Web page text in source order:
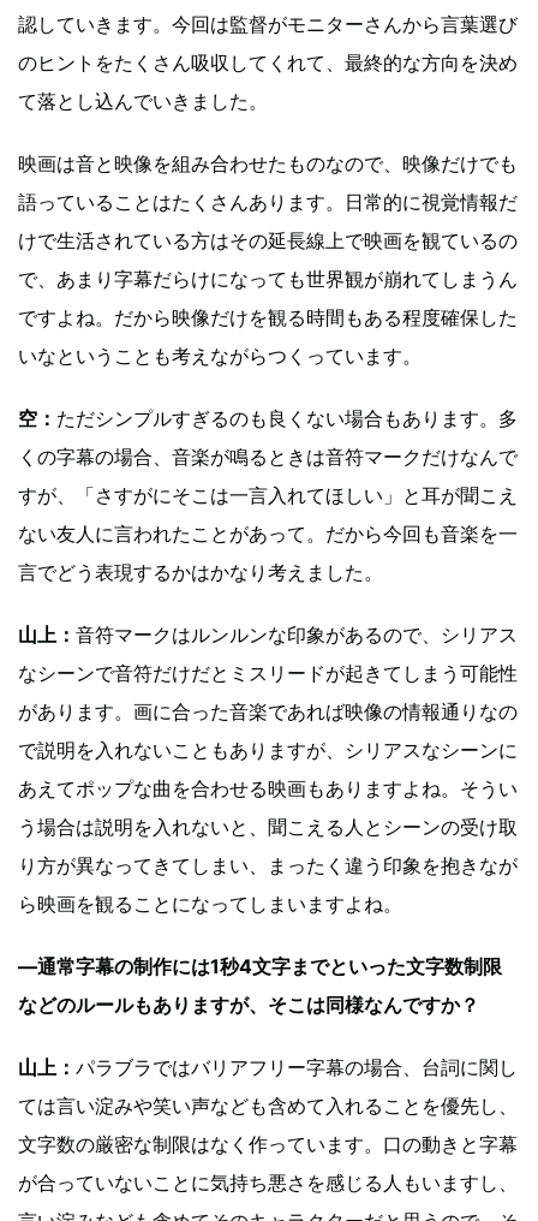
認していきます。今回は監督がモニターさんから言葉選び
のヒントをたくさん吸収してくれて、最終的な方向を決め
て落とし込んでいきました。
映画は音と映像を組み合わせたものなので、映像だけでも
語っていることはたくさんあります。日常的に視覚情報だ
けで生活されている方はその延長線上で映画を観ているの
で、あまり字幕だらけになっても世界観が崩れてしまうん
ですよね。だから映像だけを観る時間もある程度確保した
いなということも考えながらつくっています。
空： ただシンプルすぎるのも良くない場合もあります。多
くの字幕の場合、音楽が鳴るときは音符マークだけなんで
すが、「さすがにそこは一言入れてほしい」と耳が聞こえ
ない友人に言われたことがあって。だから今回も音楽を一
言でどう表現するかはかなり考えました。
山上： 音符マークはルンルンな印象があるので、シリアス
なシーンで音符だけだとミスリードが起きてしまう可能性
があります。画に合った音楽であれば映像の情報通りなの
で説明を入れないこともありますが、シリアスなシーンに
あえてポップな曲を合わせる映画もありますよね。そうい
う場合は説明を入れないと、聞こえる人とシーンの受け取
り方が異なってきてしまい、まったく違う印象を抱きなが
ら映画を観ることになってしまいますよね。
—通常字幕の制作には1秒4文字までといった文字数制限
などのルールもありますが、そこは同様なんですか？
山上： パラブラではバリアフリー字幕の場合、台詞に関し
ては言い淀みや笑い声なども含めて入れることを優先し、
文字数の厳密な制限はなく作っています。口の動きと字幕
が合っていないことに気持ち悪さを感じる人もいますし、